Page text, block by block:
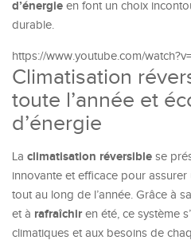
d’énergie en font un choix
durable.
https://www.youtube.com/
Climatisation
toute l’année et
d’énergie
La climatisation réversible se
innovante et efficace pour
tout au long de l’année. Grâce à
et à rafraîchiren été, ce système
climatiques et aux besoins de